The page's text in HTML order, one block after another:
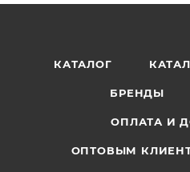
КАТАЛОГ
БРЕНДЫ
ОПЛАТА И
ОПТОВЫМ